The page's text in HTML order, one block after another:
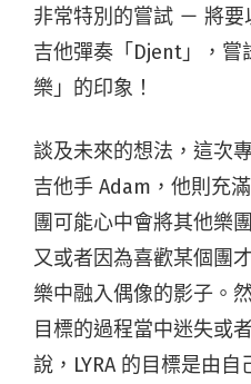
非常特別的嘗試 － 將
吉他彈奏「Djent」，
樂」的印象！
談及未來的想法，這次
吉他手 Adam，他則充
團可能心中會將其他樂
又或者因為喜歡某個團
樂中融入偶像的影子。
目標的過程當中迷失或
說，LYRA 的目標是由